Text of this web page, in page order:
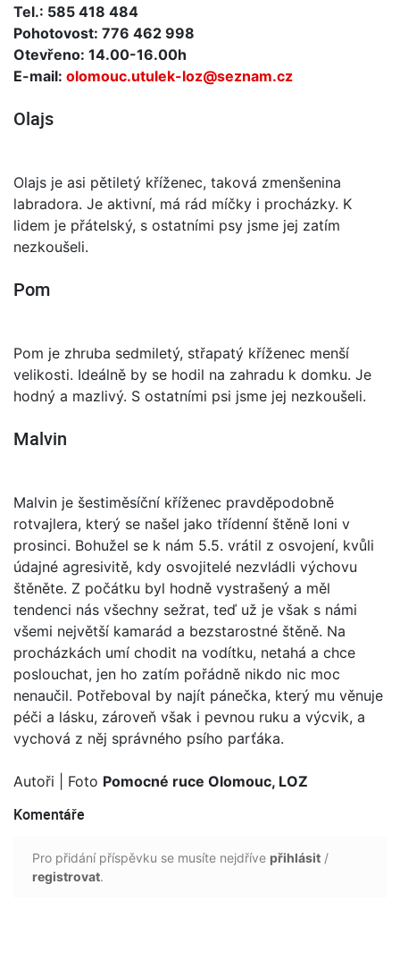
Tel.: 585 418 484
Pohotovost: 776 462 998
Otevřeno: 14.00-16.00h
E-mail: olomouc.utulek-loz@seznam.cz
Olajs
Olajs je asi pětiletý kříženec, taková zmenšenina
labradora. Je aktivní, má rád míčky i procházky. K
lidem je přátelský, s ostatními psy jsme jej zatím
nezkoušeli.
Pom
Pom je zhruba sedmiletý, střapatý kříženec menší
velikosti. Ideálně by se hodil na zahradu k domku. Je
hodný a mazlivý. S ostatními psi jsme jej nezkoušeli.
Malvin
Malvin je šestiměsíční kříženec pravděpodobně
rotvajlera, který se našel jako třídenní štěně loni v
prosinci. Bohužel se k nám 5.5. vrátil z osvojení, kvůli
údajné agresivitě, kdy osvojitelé nezvládli výchovu
štěněte. Z počátku byl hodně vystrašený a měl
tendenci nás všechny sežrat, teď už je však s námi
všemi největší kamarád a bezstarostné štěně. Na
procházkách umí chodit na vodítku, netahá a chce
poslouchat, jen ho zatím pořádně nikdo nic moc
nenaučil. Potřeboval by najít pánečka, který mu věnuje
péči a lásku, zároveň však i pevnou ruku a výcvik, a
vychová z něj správného psího parťáka.
Autoři | Foto Pomocné ruce Olomouc, LOZ
Komentáře
Pro přidání příspěvku se musíte nejdříve přihlásit /
registrovat.